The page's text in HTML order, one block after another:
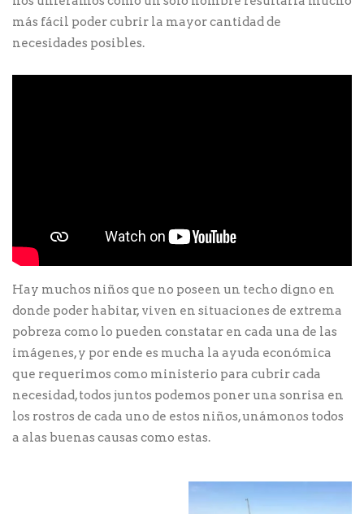
más fácil poder cubrir la mayor cantidad de
necesidades posibles.
Hay muchos niños que no poseen un techo digno en
donde poder habitar, viven en situaciones de extrema
pobreza como lo pueden constatar en cada una de las
imágenes, y por ende es mucha la ayuda económica
que requerimos como ministerio para cubrir cada
necesidad, todos juntos podemos poner una sonrisa en
los rostros de cada uno de estos niños, unámonos todos
a alas buenas causas como estas.